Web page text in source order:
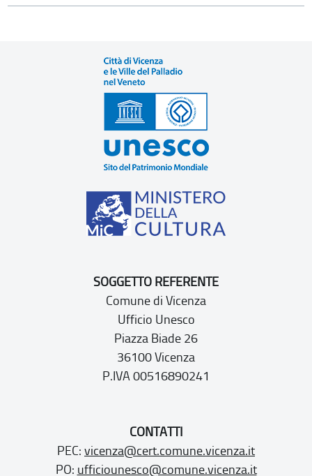
SOGGETTO REFERENTE
Comune di Vicenza
Ufficio Unesco
Piazza Biade 26
36100 Vicenza
P.IVA 00516890241
CONTATTI
PEC: vicenza@cert.comune.vicenza.it
PO: ufficiounesco@comune.vicenza.it